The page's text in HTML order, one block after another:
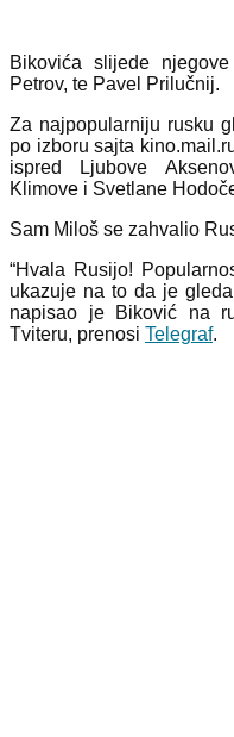
Bikovića slijede
Petrov, te Pavel Prilučnij.
Za najpopularniju rusku
po izboru sajta
ispred Ljubove
Klimove i Svetlane
Sam Miloš se zahvalio
“Hvala Rusijo!
ukazuje na to da je
napisao je Biković na
Tviteru, prenosi Telegraf.